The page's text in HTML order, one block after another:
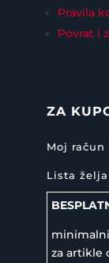
Pravila
Povrat i
ZA
Moj račun
Lista želja
za artikle